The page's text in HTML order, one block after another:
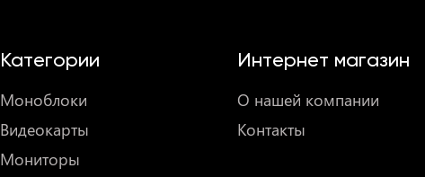
Категории
Моноблоки
Видеокарты
Мониторы
Интернет магазин
О нашей компании
Контакты